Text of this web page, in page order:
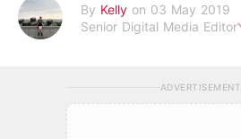
By Kelly on 03 May 2019
Senior Digital Media Editor
ADVERTISEMENT